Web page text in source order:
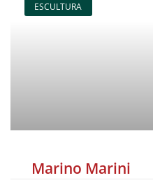
ESCULTURA
Marino Marini